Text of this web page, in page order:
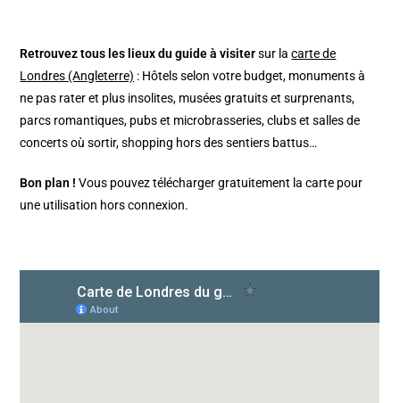
Retrouvez tous les lieux du guide à visitersur lacarte de
Londres (Angleterre) : Hôtels selon votre budget, monuments à
ne pas rater et plus insolites, musées gratuits et surprenants,
parcs romantiques, pubs et microbrasseries, clubs et salles de
concerts où sortir, shopping hors des sentiers battus…
Bon plan !Vous pouvez télécharger gratuitement la carte pour
une utilisation hors connexion.